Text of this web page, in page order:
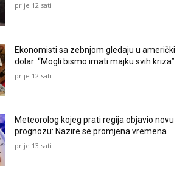
prije 12 sati
Ekonomisti sa zebnjom gledaju u američki
dolar: “Mogli bismo imati majku svih kriza”
prije 12 sati
Meteorolog kojeg prati regija objavio novu
prognozu: Nazire se promjena vremena
prije 13 sati